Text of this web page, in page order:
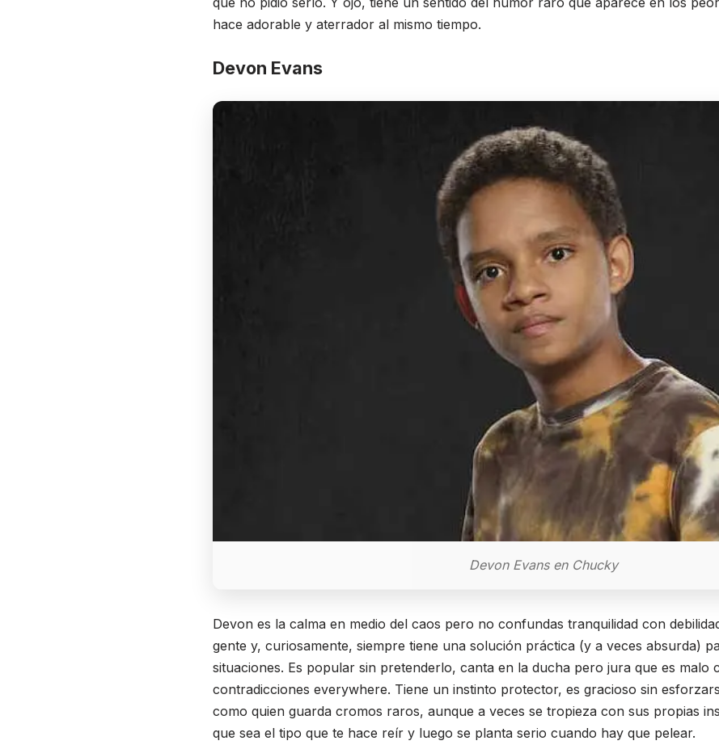
hace adorable y aterrador al mismo tiempo.
Devon Evans
Devon Evans en Chucky
Devon es la calma en medio del caos pero no confundas tranquilidad con
gente y, curiosamente, siempre tiene una solución práctica (y a veces absurda)
situaciones. Es popular sin pretenderlo, canta en la ducha pero jura que es malo
contradicciones everywhere. Tiene un instinto protector, es gracioso sin
como quien guarda cromos raros, aunque a veces se tropieza con sus propias
que sea el tipo que te hace reír y luego se planta serio cuando hay que pelear.